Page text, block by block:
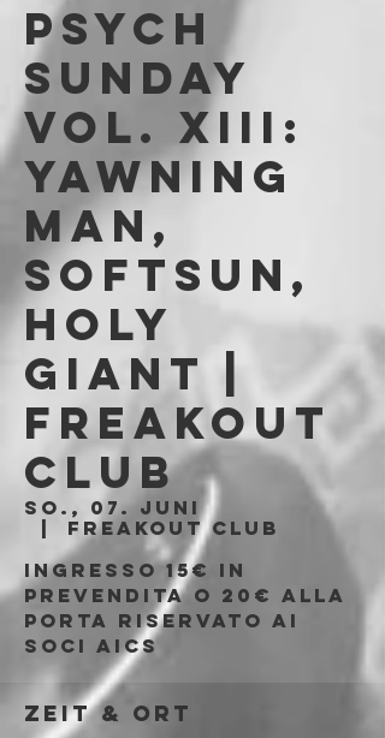
PSYCH
SUNDAY
Vol. XIII:
Yawning
Man,
SoftSun,
Holy
Giant |
Freakout
Club
So., 07. Juni
Freakout Club
Ingresso 15€ in
prevendita o 20€ alla
porta riservato ai
soci AICS
Zeit & Ort